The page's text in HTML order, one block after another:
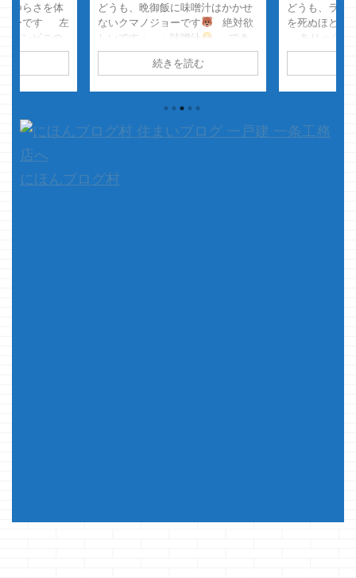
つらさを体
ョーです 左
コンビニの
てみて
？あ？ち
...
どうも、晩御飯に味噌汁はかかせ
ないクマノジョーです
絶対欲
しいです・・・味噌汁
でき
れば火傷するくらいアツアツ
さて、本題です
た矢先 たまたま三協アルミのシ
ョールームの近くを通ったので
続きを読む
どうも、ラの
を死ぬほど食
ありゃ止ま
し ・・・で
した ドちく
にほんブログ村